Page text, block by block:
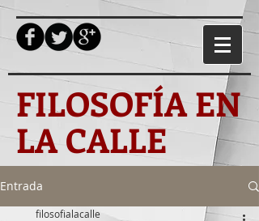
FILOSOFÍA EN
LA CALLE
Entrada
filosofialacalle